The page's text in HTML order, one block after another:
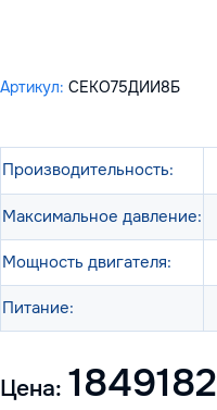
Артикул: СЕКО75ДИИ8Б
Производительность:
Максимальное давление:
Мощность двигателя:
Питание:
Цена: 1849182